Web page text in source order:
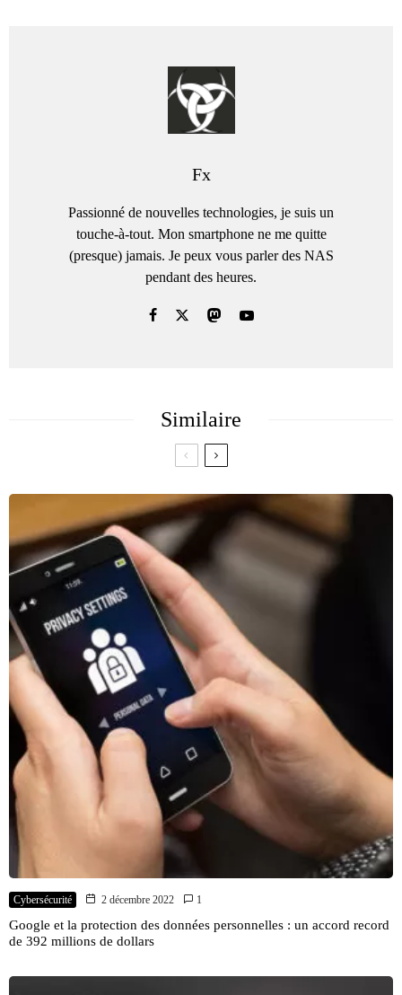
Fx
Passionné de nouvelles technologies, je suis un
touche-à-tout. Mon smartphone ne me quitte
(presque) jamais. Je peux vous parler des NAS
pendant des heures.
Similaire
Cybersécurité 2 décembre 2022 1
Google et la protection des données personnelles : un accord record
de 392 millions de dollars